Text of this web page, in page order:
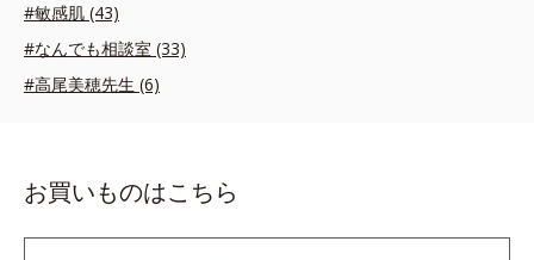
#敏感肌 (43)
#なんでも相談室 (33)
#高尾美穂先生 (6)
お買いものはこちら